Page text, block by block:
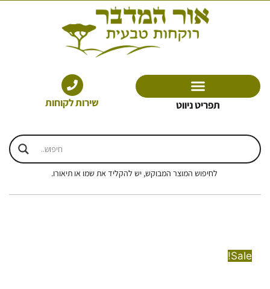
תפריט ניווט שירות לקוחות
לחיפוש המוצר המבוקש, יש להקליד את שמו או תיאורו.
Sale!